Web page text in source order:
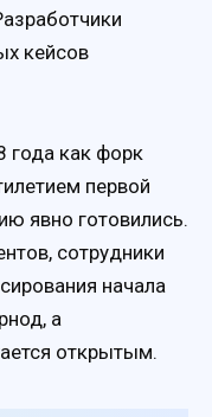
кейсов
года как форк
первой
явно готовились.
сотрудники
начала
а
открытым.